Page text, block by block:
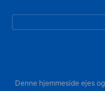
Denne hjemmeside ejes